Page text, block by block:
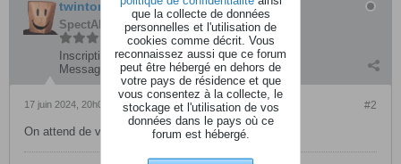
twinton
SpectAKulaire
Inscription: février 2004
Messages:
13306
#2
17 juin 2024, 20h05
On attend de voir et d'entendre... Lol
que la collecte de données
personnelles et l'utilisation de
cookies comme décrit. Vous
reconnaissez aussi que ce forum
peut être hébergé en dehors de
votre pays de résidence et que
vous consentez à la collecte, le
stockage et l'utilisation de vos
données dans le pays où ce
forum est hébergé.